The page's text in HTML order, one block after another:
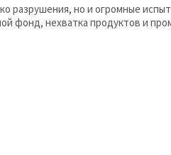
разрушения, но и огромные
фонд, нехватка продуктов и